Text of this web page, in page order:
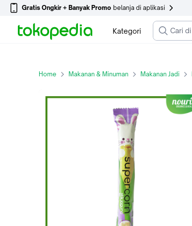
Gratis Ongkir + Banyak Promo belanja di aplikasi
Kategori
Home Makanan & Minuman Makanan Jadi